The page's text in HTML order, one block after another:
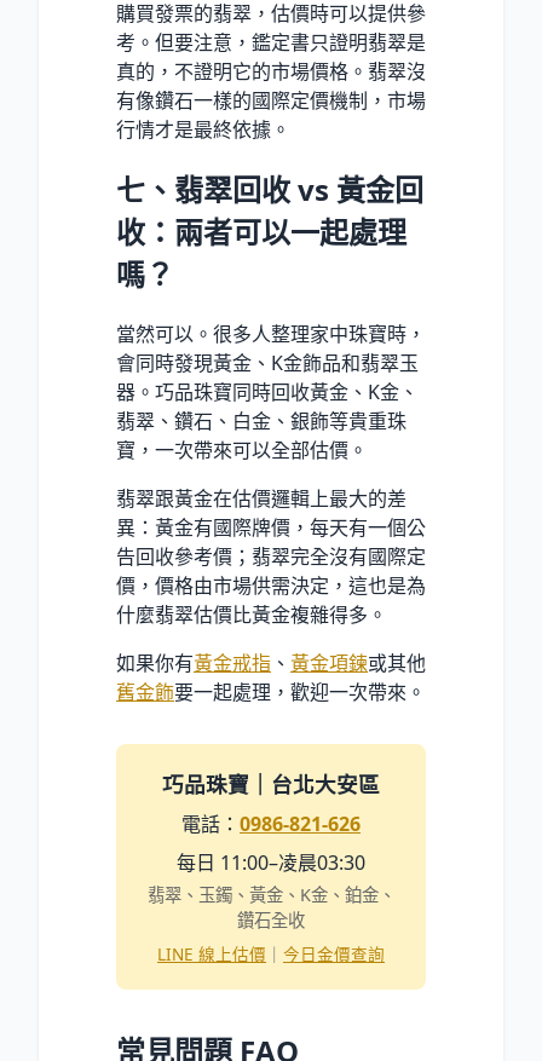
購買發票的翡翠，估價時可以提供參
考。但要注意，鑑定書只證明翡翠是
真的，不證明它的市場價格。翡翠沒
有像鑽石一樣的國際定價機制，市場
行情才是最終依據。
七、翡翠回收 vs 黃金回
收：兩者可以一起處理
嗎？
當然可以。很多人整理家中珠寶時，
會同時發現黃金、K金飾品和翡翠玉
器。巧品珠寶同時回收黃金、K金、
翡翠、鑽石、白金、銀飾等貴重珠
寶，一次帶來可以全部估價。
翡翠跟黃金在估價邏輯上最大的差
異：黃金有國際牌價，每天有一個公
告回收參考價；翡翠完全沒有國際定
價，價格由市場供需決定，這也是為
什麼翡翠估價比黃金複雜得多。
如果你有黃金戒指 、 黃金項鍊或其他
舊金飾要一起處理，歡迎一次帶來。
巧品珠寶｜台北大安區
電話： 0986-821-626
每日 11:00–凌晨03:30
翡翠、玉鐲、黃金、K金、鉑金、
鑽石全收
LINE 線上估價 ｜ 今日金價查詢
常見問題 FAQ